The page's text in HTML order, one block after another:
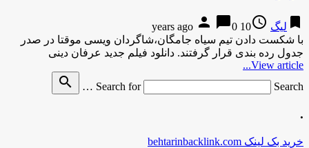
bookmark لیگ access_time
10 years ago
person chat_bubble0
با شکست دادن تیم سیاه جامگان،شاگردان ویسی موقتا در صدر
جدول رده بندی قرار گرفتند. دانلود فیلم جدید عرفان دینی
View article...
Search for
Search …
search
.
خرید بک لینک behtarinbacklink.com